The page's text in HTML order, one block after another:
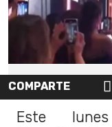
COMPARTE
Este